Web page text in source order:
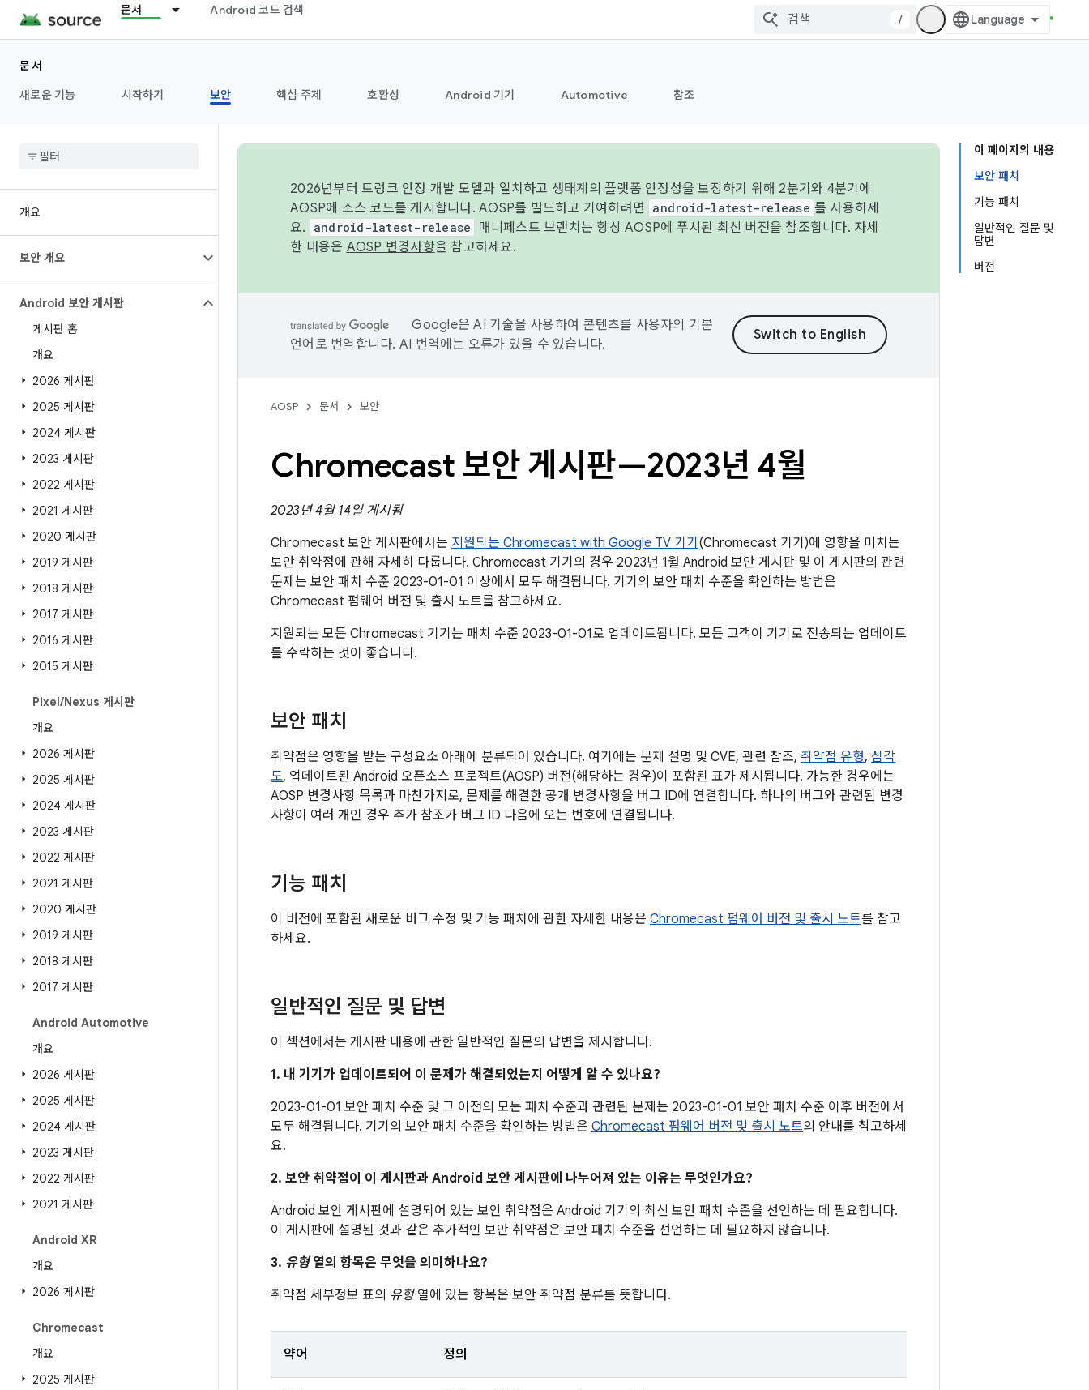
문서 Android 코드 검색
/
문서
새로운 기능
시작하기 보안 핵심 주제 호환성 Android 기기 Automotive 참조
개요
보안 개요
Android 보안 게시판
게시판 홈
개요
2026 게시판
2025 게시판
2024 게시판
2023 게시판
2022 게시판
2021 게시판
2020 게시판
2019 게시판
2018 게시판
2017 게시판
2016 게시판
2015 게시판
Pixel/Nexus 게시판
개요
2026 게시판
2025 게시판
2024 게시판
2023 게시판
2022 게시판
2021 게시판
2020 게시판
2019 게시판
2018 게시판
2017 게시판
Android Automotive
개요
2026 게시판
2025 게시판
2024 게시판
2023 게시판
2022 게시판
2021 게시판
Android XR
개요
2026 게시판
Chromecast
개요
2025 게시판
이 페이지의 내용
보안 패치
기능 패치
일반적인 질문 및
답변
버전
2026년부터 트렁크 안정 개발 모델과 일치하고 생태계의 플랫폼 안정성을 보장하기 위해 2분기와 4분기에
AOSP에 소스 코드를 게시합니다. AOSP를 빌드하고 기여하려면
android-latest-release 를 사용하세
요.
android-latest-release
매니페스트 브랜치는 항상 AOSP에 푸시된 최신 버전을 참조합니다. 자세
한 내용은 AOSP 변경사항을 참고하세요.
Google은 AI 기술을 사용하여 콘텐츠를 사용자의 기본
언어로 번역합니다. AI 번역에는 오류가 있을 수 있습니다.
AOSP 문서 보안
Chromecast 보안 게시판—2023년 4월
2023년 4월 14일 게시됨
Chromecast 보안 게시판에서는 지원되는 Chromecast with Google TV 기기 (Chromecast 기기)에 영향을 미치는
보안 취약점에 관해 자세히 다룹니다. Chromecast 기기의 경우 2023년 1월 Android 보안 게시판 및 이 게시판의 관련
문제는 보안 패치 수준 2023-01-01 이상에서 모두 해결됩니다. 기기의 보안 패치 수준을 확인하는 방법은
Chromecast 펌웨어 버전 및 출시 노트를 참고하세요.
지원되는 모든 Chromecast 기기는 패치 수준 2023-01-01로 업데이트됩니다. 모든 고객이 기기로 전송되는 업데이트
를 수락하는 것이 좋습니다.
보안 패치
취약점은 영향을 받는 구성요소 아래에 분류되어 있습니다. 여기에는 문제 설명 및 CVE, 관련 참조, 취약점 유형, 심각
도, 업데이트된 Android 오픈소스 프로젝트(AOSP) 버전(해당하는 경우)이 포함된 표가 제시됩니다. 가능한 경우에는
AOSP 변경사항 목록과 마찬가지로, 문제를 해결한 공개 변경사항을 버그 ID에 연결합니다. 하나의 버그와 관련된 변경
사항이 여러 개인 경우 추가 참조가 버그 ID 다음에 오는 번호에 연결됩니다.
기능 패치
이 버전에 포함된 새로운 버그 수정 및 기능 패치에 관한 자세한 내용은 Chromecast 펌웨어 버전 및 출시 노트를 참고
하세요.
일반적인 질문 및 답변
이 섹션에서는 게시판 내용에 관한 일반적인 질문의 답변을 제시합니다.
1. 내 기기가 업데이트되어 이 문제가 해결되었는지 어떻게 알 수 있나요?
2023-01-01 보안 패치 수준 및 그 이전의 모든 패치 수준과 관련된 문제는 2023-01-01 보안 패치 수준 이후 버전에서
모두 해결됩니다. 기기의 보안 패치 수준을 확인하는 방법은 Chromecast 펌웨어 버전 및 출시 노트의 안내를 참고하세
요.
2. 보안 취약점이 이 게시판과 Android 보안 게시판에 나누어져 있는 이유는 무엇인가요?
Android 보안 게시판에 설명되어 있는 보안 취약점은 Android 기기의 최신 보안 패치 수준을 선언하는 데 필요합니다.
이 게시판에 설명된 것과 같은 추가적인 보안 취약점은 보안 패치 수준을 선언하는 데 필요하지 않습니다.
3. 유형열의 항목은 무엇을 의미하나요?
취약점 세부정보 표의 유형열에 있는 항목은 보안 취약점 분류를 뜻합니다.
약어 정의